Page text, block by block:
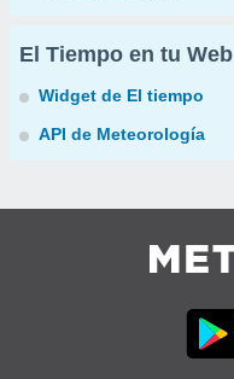
El Tiempo en tu Web
Widget de El tiempo
API de Meteorología